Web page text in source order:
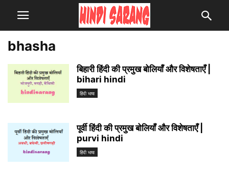
bhasha
बिहारी हिंदी की प्रमुख बोलियाँ और विशेषताएँ |
bihari hindi
हिंदी भाषा
पूर्वी हिंदी की प्रमुख बोलियाँ और विशेषताएँ |
purvi hindi
हिंदी भाषा